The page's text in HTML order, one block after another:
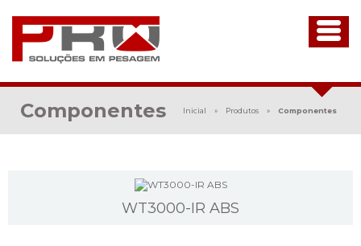
Componentes Inicial » Produtos » Componentes
WT3000-IR ABS